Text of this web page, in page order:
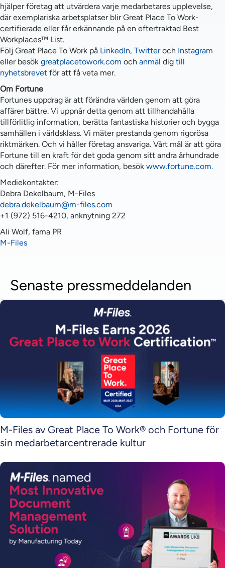
hjälper företag att utvärdera varje medarbetares upplevelse,
där exemplariska arbetsplatser blir Great Place To Work-
certifierade eller får erkännande på en eftertraktad Best
Workplaces™ List.
Följ Great Place To Work på LinkedIn, Twitteroch Instagram
eller besök greatplacetowork.com och anmäl dig till
nyhetsbrevet för att få veta mer.
Om Fortune
Fortunes uppdrag är att förändra världen genom att göra
affärer bättre. Vi uppnår detta genom att tillhandahålla
tillförlitlig information, berätta fantastiska historier och bygga
samhällen i världsklass. Vi mäter prestanda genom rigorösa
riktmärken. Och vi håller företag ansvariga. Vårt mål är att göra
Fortune till en kraft för det goda genom sitt andra århundrade
och därefter. För mer information, besök www.fortune.com.
Mediekontakter:
Debra Dekelbaum, M-Files
debra.dekelbaum@m-files.com
+1 (972) 516-4210, anknytning 272
Ali Wolf, fama PR
M-Files
Senaste pressmeddelanden
M-Files av Great Place To Work® och Fortune för
sin medarbetarcentrerade kultur